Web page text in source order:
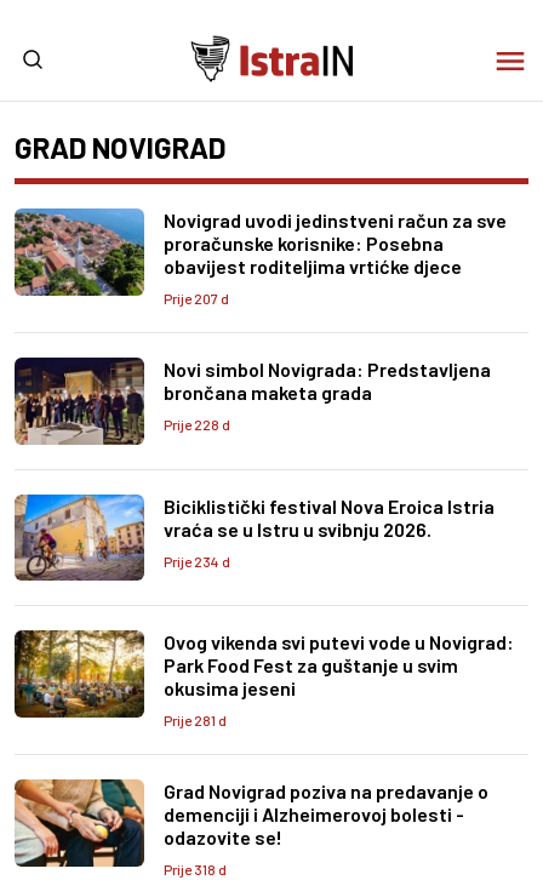
GRAD NOVIGRAD
Novigrad uvodi jedinstveni račun za sve
proračunske korisnike: Posebna
obavijest roditeljima vrtićke djece
Prije 207 d
Novi simbol Novigrada: Predstavljena
brončana maketa grada
Prije 228 d
Biciklistički festival Nova Eroica Istria
vraća se u Istru u svibnju 2026.
Prije 234 d
Ovog vikenda svi putevi vode u Novigrad:
Park Food Fest za guštanje u svim
okusima jeseni
Prije 281 d
Grad Novigrad poziva na predavanje o
demenciji i Alzheimerovoj bolesti -
odazovite se!
Prije 318 d